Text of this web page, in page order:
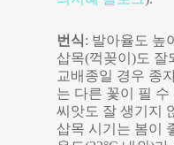
번식: 발아율도 높
삽목(꺽꽂이)도 잘
교배종일 경우 종
는 다른 꽃이 필
씨앗도 잘 생기지
삽목 시기는 봄이